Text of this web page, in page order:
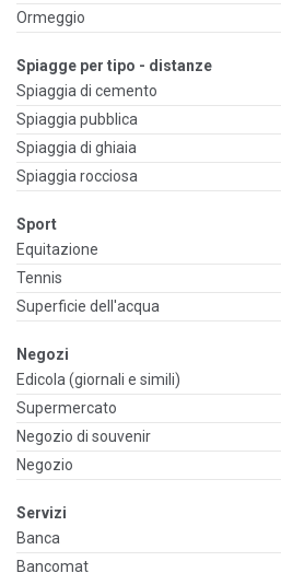
Ormeggio
Spiagge per tipo - distanze
Spiaggia di cemento
Spiaggia pubblica
Spiaggia di ghiaia
Spiaggia rocciosa
Sport
Equitazione
Tennis
Superficie dell'acqua
Negozi
Edicola (giornali e simili)
Supermercato
Negozio di souvenir
Negozio
Servizi
Banca
Bancomat